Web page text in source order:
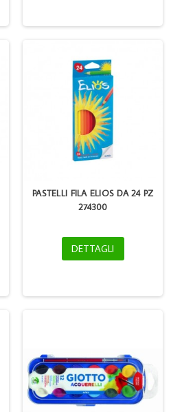
PASTELLI FILA ELIOS DA 24 PZ
274300
DETTAGLI